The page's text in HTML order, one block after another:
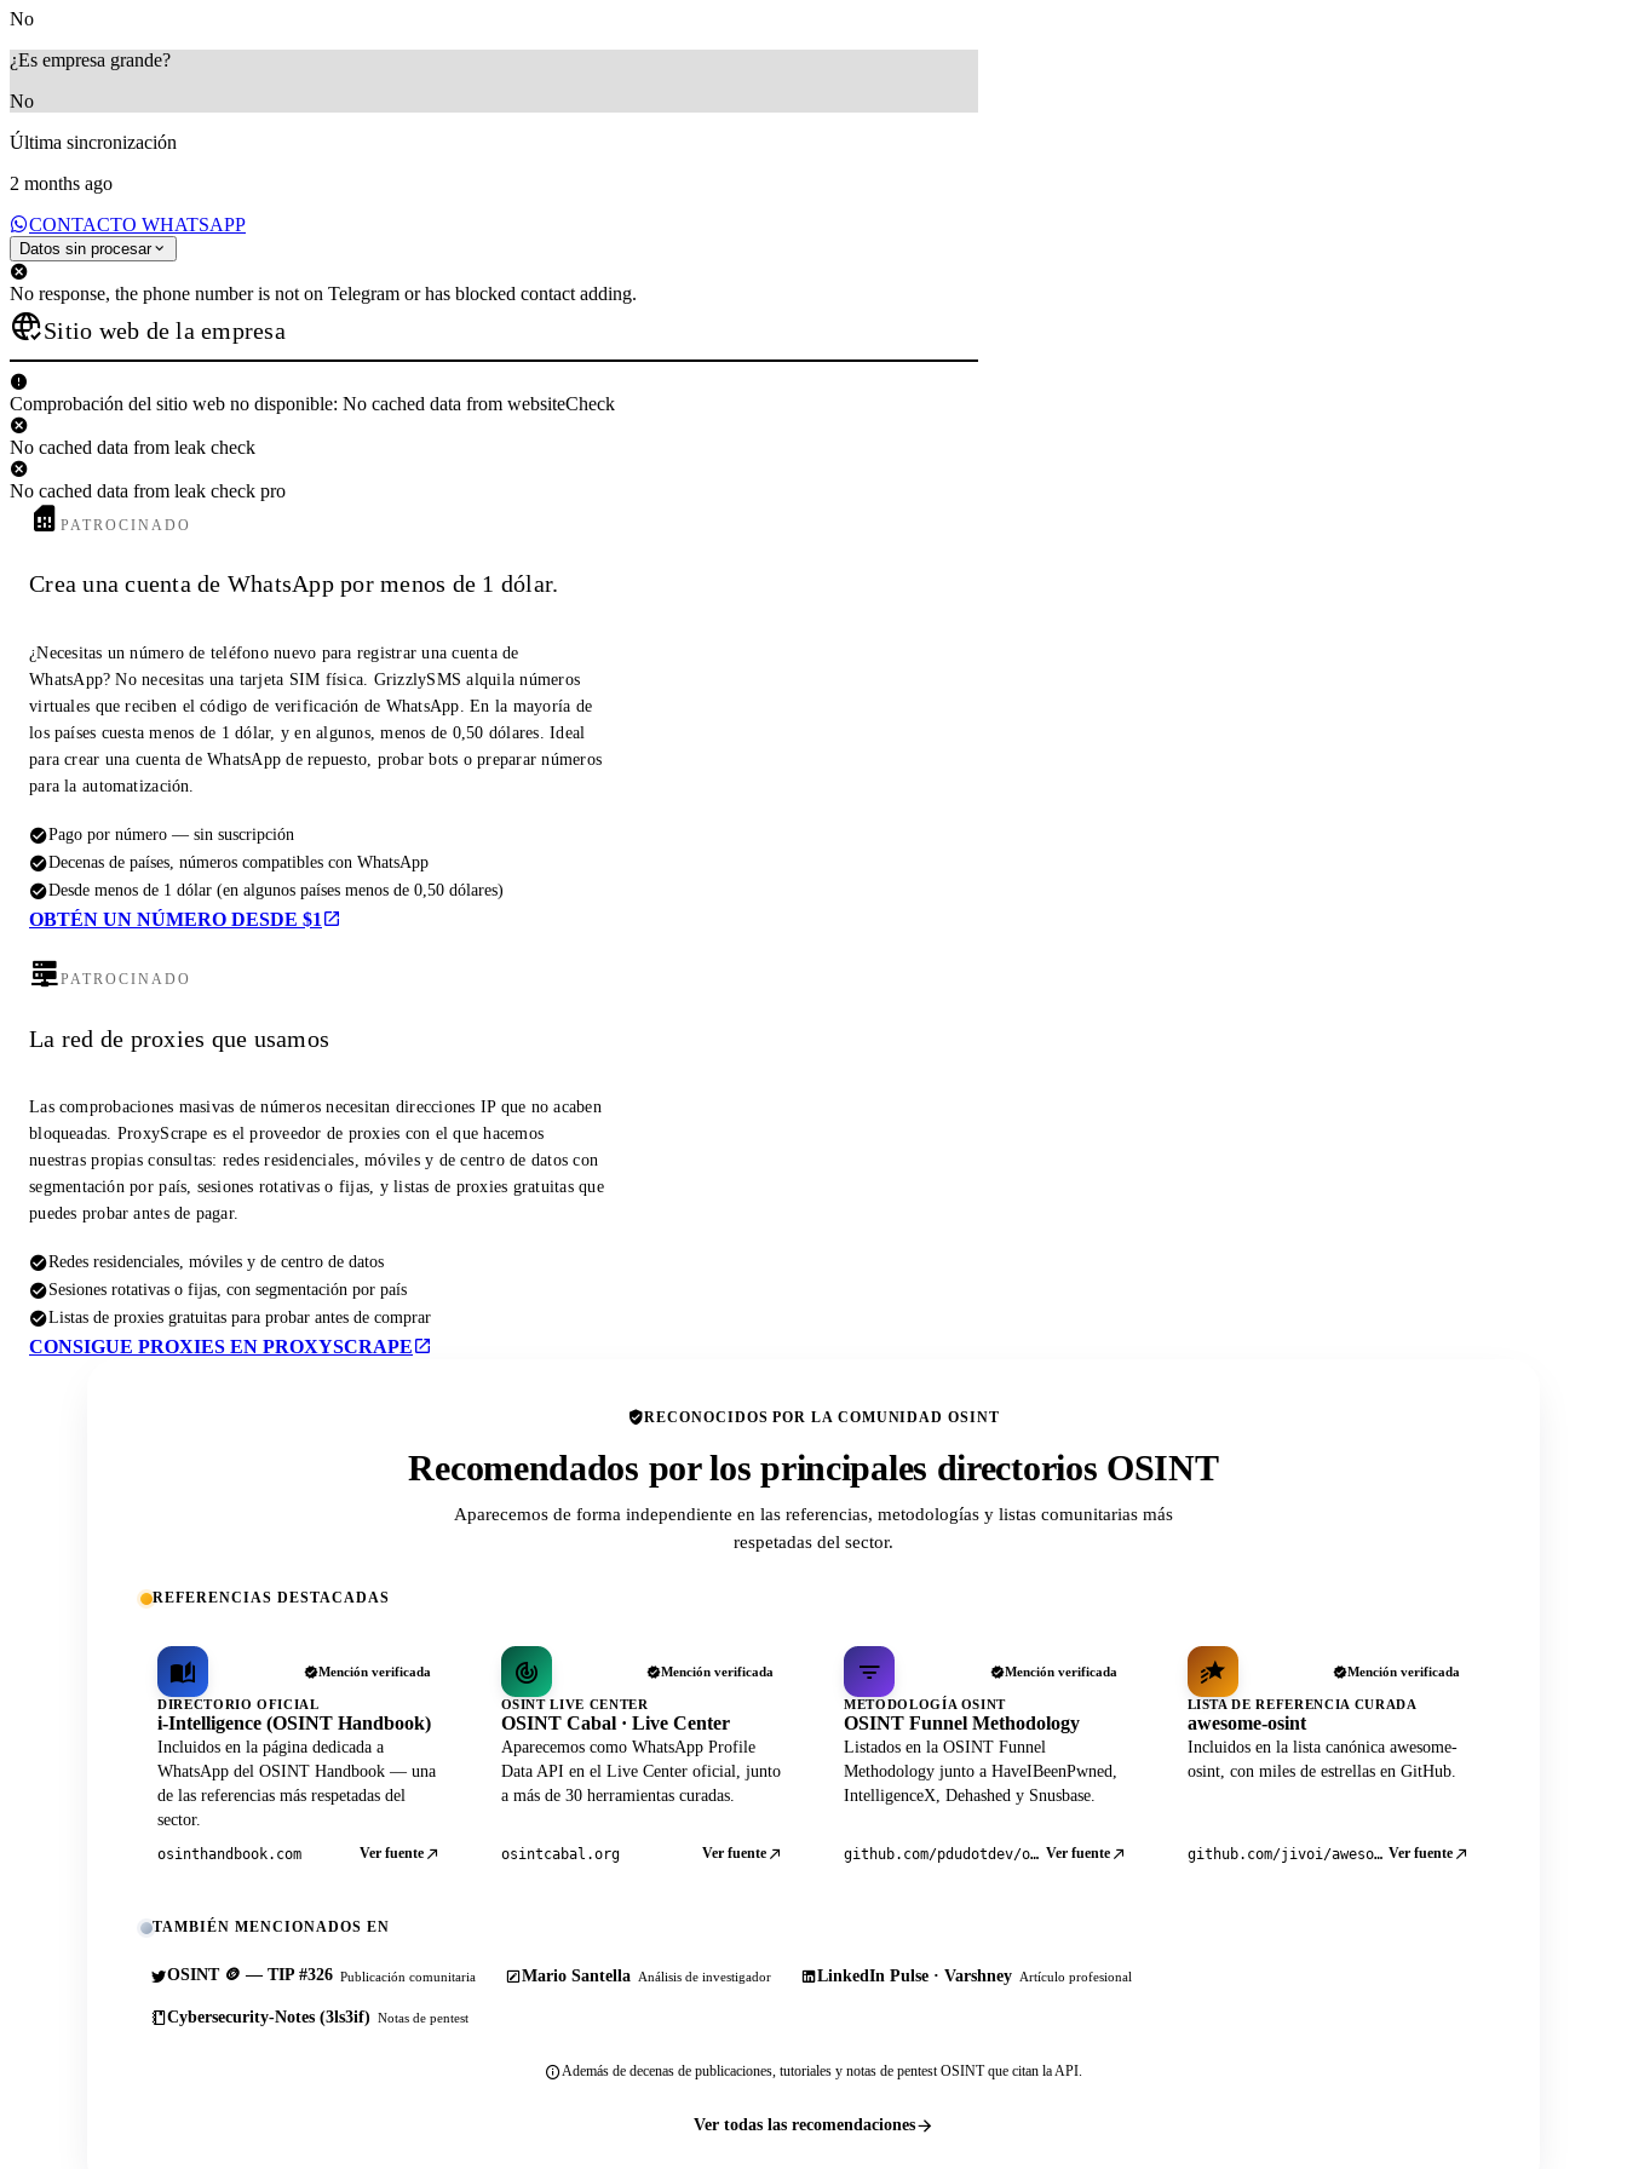
No
¿Es empresa grande?
No
Última sincronización
2 months ago
CONTACTO WHATSAPP
Datos sin procesar
No response, the phone number is not on Telegram or has blocked contact adding.
Sitio web de la empresa
Comprobación del sitio web no disponible: No cached data from websiteCheck
No cached data from leak check
No cached data from leak check pro
PATROCINADO
Crea una cuenta de WhatsApp por menos de 1 dólar.
¿Necesitas un número de teléfono nuevo para registrar una cuenta de
WhatsApp? No necesitas una tarjeta SIM física. GrizzlySMS alquila números
virtuales que reciben el código de verificación de WhatsApp. En la mayoría de
los países cuesta menos de 1 dólar, y en algunos, menos de 0,50 dólares. Ideal
para crear una cuenta de WhatsApp de repuesto, probar bots o preparar números
para la automatización.
Pago por número — sin suscripción
Decenas de países, números compatibles con WhatsApp
Desde menos de 1 dólar (en algunos países menos de 0,50 dólares)
OBTÉN UN NÚMERO DESDE $1
PATROCINADO
La red de proxies que usamos
Las comprobaciones masivas de números necesitan direcciones IP que no acaben
bloqueadas. ProxyScrape es el proveedor de proxies con el que hacemos
nuestras propias consultas: redes residenciales, móviles y de centro de datos con
segmentación por país, sesiones rotativas o fijas, y listas de proxies gratuitas que
puedes probar antes de pagar.
Redes residenciales, móviles y de centro de datos
Sesiones rotativas o fijas, con segmentación por país
Listas de proxies gratuitas para probar antes de comprar
CONSIGUE PROXIES EN PROXYSCRAPE
RECONOCIDOS POR LA COMUNIDAD OSINT
Recomendados por los principales directorios OSINT
Aparecemos de forma independiente en las referencias, metodologías y listas comunitarias más
respetadas del sector.
REFERENCIAS DESTACADAS
Mención verificada
DIRECTORIO OFICIAL
i-Intelligence (OSINT Handbook)
Incluidos en la página dedicada a
WhatsApp del OSINT Handbook — una
de las referencias más respetadas del
sector.
osinthandbook.com Ver fuente
Mención verificada
OSINT LIVE CENTER
OSINT Cabal · Live Center
Aparecemos como WhatsApp Profile
Data API en el Live Center oficial, junto
a más de 30 herramientas curadas.
osintcabal.org Ver fuente
Mención verificada
METODOLOGÍA OSINT
OSINT Funnel Methodology
Listados en la OSINT Funnel
Methodology junto a HaveIBeenPwned,
IntelligenceX, Dehashed y Snusbase.
github.com/pdudotdev/ofm Ver fuente
Mención verificada
LISTA DE REFERENCIA CURADA
awesome-osint
Incluidos en la lista canónica awesome-
osint, con miles de estrellas en GitHub.
github.com/jivoi/awesome-osint Ver fuente
TAMBIÉN MENCIONADOS EN
OSINT 🪙 — TIP #326 Publicación comunitaria Mario Santella Análisis de investigador LinkedIn Pulse · Varshney Artículo profesional
Cybersecurity-Notes (3ls3if) Notas de pentest
Además de decenas de publicaciones, tutoriales y notas de pentest OSINT que citan la API.
Ver todas las recomendaciones